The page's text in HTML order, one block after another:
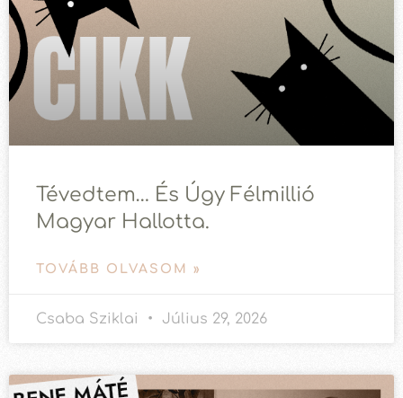
Tévedtem… És Úgy Félmillió
Magyar Hallotta.
TOVÁBB OLVASOM »
Csaba Sziklai Július 29, 2026